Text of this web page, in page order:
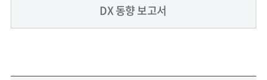
DX 동향 보고서